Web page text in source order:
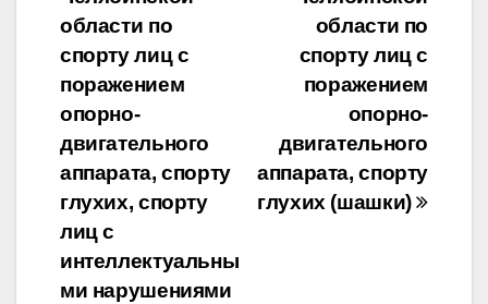
по
записям
области по
спорту лиц с
поражением
опорно-
двигательного
аппарата, спорту
глухих (шашки)
области по
спорту лиц с
поражением
опорно-
двигательного
аппарата, спорту
глухих, спорту
лиц с
интеллектуальны
ми нарушениями